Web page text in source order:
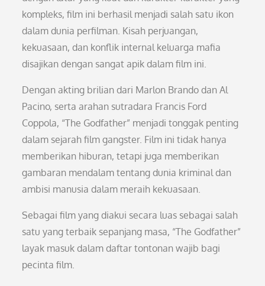
kompleks, film ini berhasil menjadi salah satu ikon
dalam dunia perfilman. Kisah perjuangan,
kekuasaan, dan konflik internal keluarga mafia
disajikan dengan sangat apik dalam film ini.
Dengan akting brilian dari Marlon Brando dan Al
Pacino, serta arahan sutradara Francis Ford
Coppola, “The Godfather” menjadi tonggak penting
dalam sejarah film gangster. Film ini tidak hanya
memberikan hiburan, tetapi juga memberikan
gambaran mendalam tentang dunia kriminal dan
ambisi manusia dalam meraih kekuasaan.
Sebagai film yang diakui secara luas sebagai salah
satu yang terbaik sepanjang masa, “The Godfather”
layak masuk dalam daftar tontonan wajib bagi
pecinta film.